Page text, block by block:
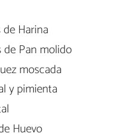
Harina
Pan molido
moscada
y pimienta
Huevo